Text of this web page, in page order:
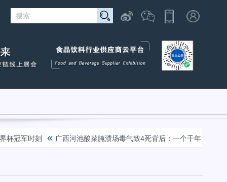
军时刻 « 广西河池酸菜腌渍场毒气致4死背后：一个千年产业的困局